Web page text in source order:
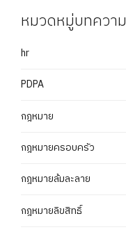
หมวดหมู่บทความ
hr
PDPA
กฎหมาย
กฎหมายครอบครัว
กฎหมายล้มละลาย
กฎหมายลิขสิทธิ์